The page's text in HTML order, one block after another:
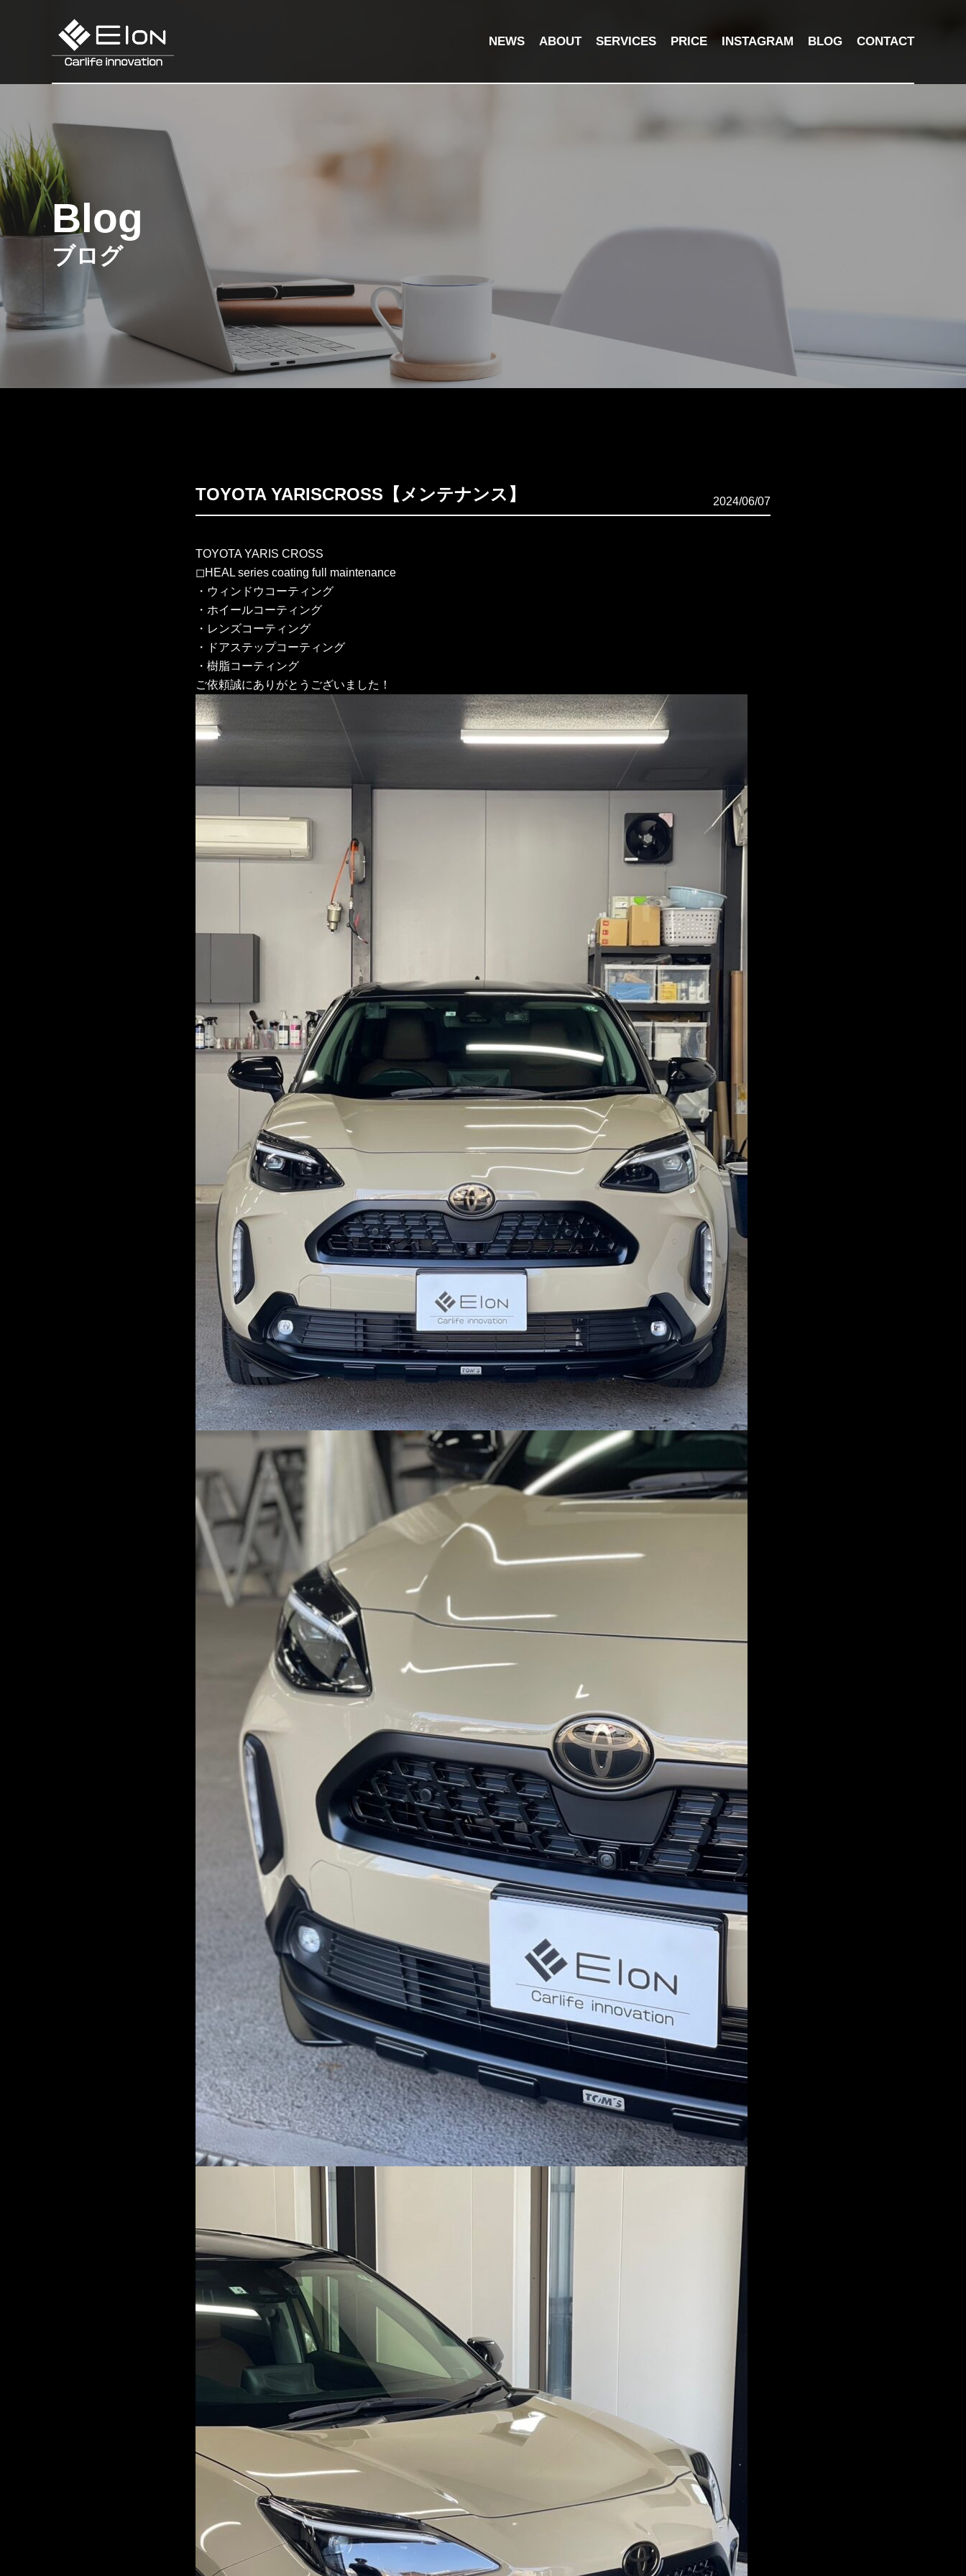
NEWS ABOUT SERVICES PRICE INSTAGRAM BLOG CONTACT
Blog
ブログ
TOYOTA YARISCROSS【メンテナンス】 2024/06/07
TOYOTA YARIS CROSS
◻︎HEAL series coating full maintenance
・ウィンドウコーティング
・ホイールコーティング
・レンズコーティング
・ドアステップコーティング
・樹脂コーティング
ご依頼誠にありがとうございました！